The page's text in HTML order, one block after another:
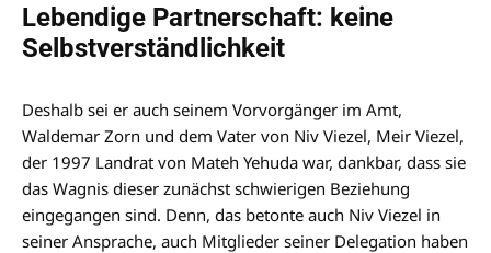
Lebendige Partnerschaft: keine
Selbstverständlichkeit
Deshalb sei er auch seinem Vorvorgänger im Amt,
Waldemar Zorn und dem Vater von Niv Viezel, Meir Viezel,
der 1997 Landrat von Mateh Yehuda war, dankbar, dass sie
das Wagnis dieser zunächst schwierigen Beziehung
eingegangen sind. Denn, das betonte auch Niv Viezel in
seiner Ansprache, auch Mitglieder seiner Delegation haben